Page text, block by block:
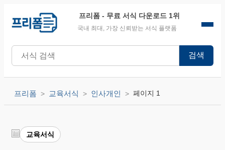
프리폼 - 무료 서식 다운로드 1위
국내 최대, 가장 신뢰받는 서식 플랫폼
검색
프리폼 교육서식 인사개인 페이지 1
교육서식